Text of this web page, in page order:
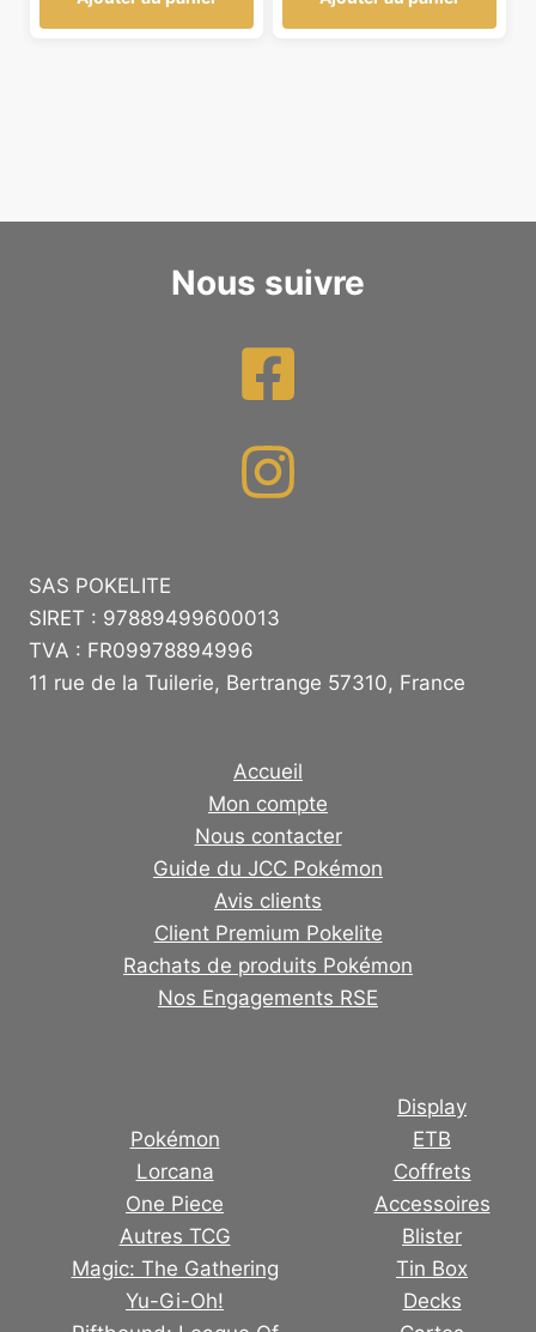
Nous suivre
SAS POKELITE
SIRET : 97889499600013
TVA : FR09978894996
11 rue de la Tuilerie, Bertrange 57310, France
Accueil
Mon compte
Nous contacter
Guide du JCC Pokémon
Avis clients
Client Premium Pokelite
Rachats de produits Pokémon
Nos Engagements RSE
Pokémon
Lorcana
One Piece
Autres TCG
Magic: The Gathering
Yu-Gi-Oh!
Display
ETB
Coffrets
Accessoires
Blister
Tin Box
Decks